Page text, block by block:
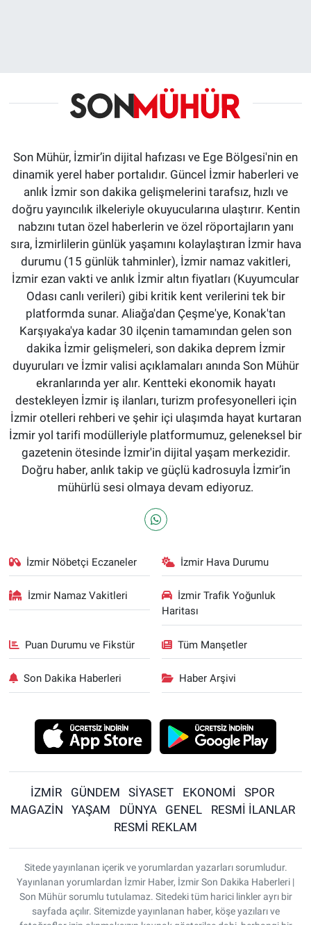
Son Mühür, İzmir’in dijital hafızası ve Ege Bölgesi'nin en
dinamik yerel haber portalıdır. Güncel İzmir haberleri ve
anlık İzmir son dakika gelişmelerini tarafsız, hızlı ve
doğru yayıncılık ilkeleriyle okuyucularına ulaştırır. Kentin
nabzını tutan özel haberlerin ve özel röportajların yanı
sıra, İzmirlilerin günlük yaşamını kolaylaştıran İzmir hava
durumu (15 günlük tahminler), İzmir namaz vakitleri,
İzmir ezan vakti ve anlık İzmir altın fiyatları (Kuyumcular
Odası canlı verileri) gibi kritik kent verilerini tek bir
platformda sunar. Aliağa'dan Çeşme'ye, Konak'tan
Karşıyaka'ya kadar 30 ilçenin tamamından gelen son
dakika İzmir gelişmeleri, son dakika deprem İzmir
duyuruları ve İzmir valisi açıklamaları anında Son Mühür
ekranlarında yer alır. Kentteki ekonomik hayatı
destekleyen İzmir iş ilanları, turizm profesyonelleri için
İzmir otelleri rehberi ve şehir içi ulaşımda hayat kurtaran
İzmir yol tarifi modülleriyle platformumuz, geleneksel bir
gazetenin ötesinde İzmir'in dijital yaşam merkezidir.
Doğru haber, anlık takip ve güçlü kadrosuyla İzmir’in
mühürlü sesi olmaya devam ediyoruz.
İzmir Nöbetçi Eczaneler İzmir Hava Durumu
İzmir Namaz Vakitleri
İzmir Trafik Yoğunluk
Haritası
Puan Durumu ve Fikstür Tüm Manşetler
Son Dakika Haberleri Haber Arşivi
İZMİR GÜNDEM SİYASET EKONOMİ
SPOR
MAGAZİN
YAŞAM DÜNYA GENEL
RESMİ İLANLAR
RESMİ REKLAM
Sitede yayınlanan içerik ve yorumlardan yazarları sorumludur.
Yayınlanan yorumlardan İzmir Haber, İzmir Son Dakika Haberleri |
Son Mühür sorumlu tutulamaz. Sitedeki tüm harici linkler ayrı bir
sayfada açılır. Sitemizde yayınlanan haber, köşe yazıları ve